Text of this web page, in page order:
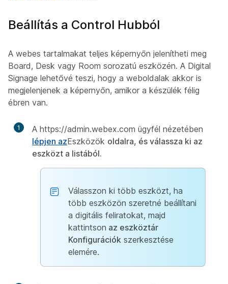
Beállítás a Control Hubból
A webes tartalmakat teljes képernyőn jelenítheti meg
Board, Desk vagy Room sorozatú eszközén. A Digital
Signage lehetővé teszi, hogy a weboldalak akkor is
megjelenjenek a képernyőn, amikor a készülék félig
ébren van.
1
A https://admin.webex.com ügyfél nézetében
lépjen azEszközök oldalra, és válassza ki az
eszközt a listából.
Válasszon ki több eszközt, ha
több eszközön szeretné beállítani
a digitális feliratokat, majd
kattintson az eszköztár
Konfigurációk szerkesztése
elemére.